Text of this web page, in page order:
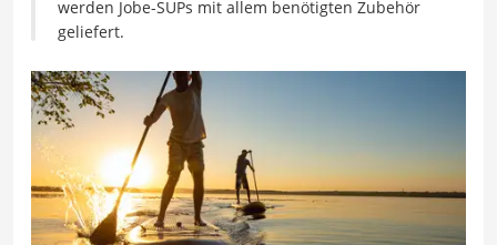
werden Jobe-SUPs mit allem benötigten Zubehör
geliefert.